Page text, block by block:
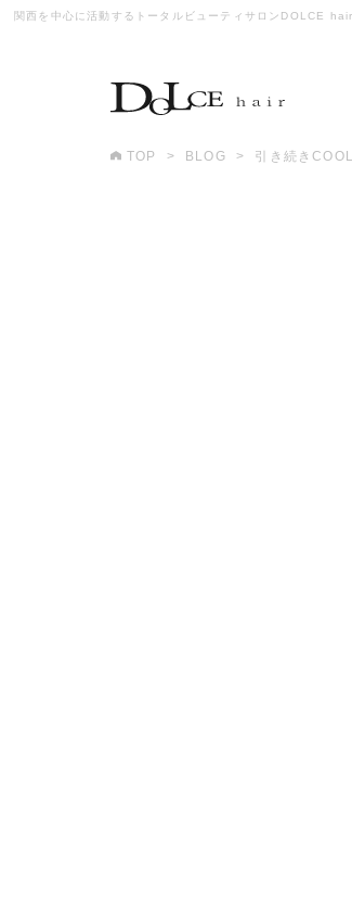
関西を中心に活動するトータルビューティサロンDOLCE
TOP BLOG 引き続き